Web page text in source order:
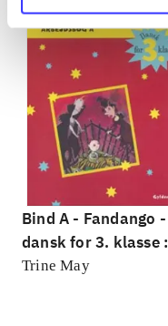
Bind A - Fandango -
dansk for 3. klasse :
grundbog --
Trine May